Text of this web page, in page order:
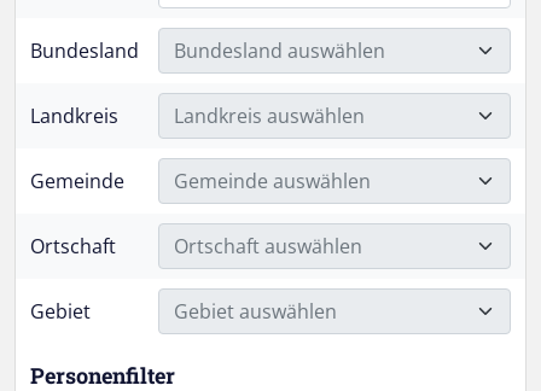
Bundesland Bundesland auswählen
Landkreis Landkreis auswählen
Gemeinde Gemeinde auswählen
Ortschaft Ortschaft auswählen
Gebiet Gebiet auswählen
Personenfilter